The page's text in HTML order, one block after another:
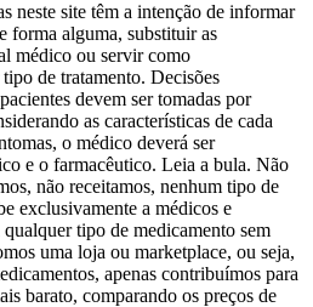
neste site têm a intenção de informar
forma alguma, substituir as
médico ou servir como
de tratamento. Decisões
devem ser tomadas por
as características de cada
o médico deverá ser
e o farmacêutico. Leia a bula. Não
não receitamos, nenhum tipo de
exclusivamente a médicos e
tipo de medicamento sem
uma loja ou marketplace, ou seja,
apenas contribuímos para
barato, comparando os preços de